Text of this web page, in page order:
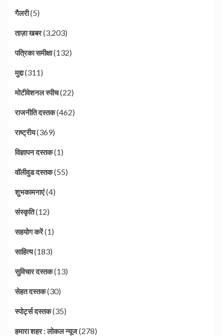
गैलरी(5)
ताज़ा खबर(3,203)
पत्रिका समीक्षा(132)
मुद्दा(311)
मोटीवेशनल स्पीच(22)
राजनीति दस्तक(462)
राष्ट्रीय(369)
विज्ञापन दस्तक(1)
वॉलीवुड दस्तक(55)
शुभकामनाएं(4)
संस्कृति(12)
सहयोग करें(1)
साहित्य(183)
सुविचार दस्तक(13)
सेहत दस्तक(30)
स्पोर्ट्स दस्तक(35)
हमारा शहर : लोकल न्यूज(278)